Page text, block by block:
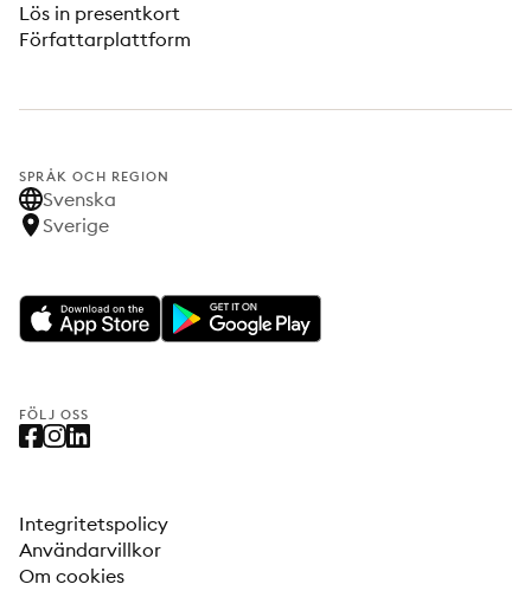
Lös in presentkort
Författarplattform
SPRÅK OCH REGION
Svenska
Sverige
FÖLJ OSS
Integritetspolicy
Användarvillkor
Om cookies